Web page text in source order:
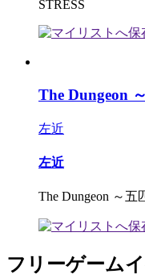
STRESS
The Dungeon
左近
左近
The Dungeon ～五
フリーゲーム